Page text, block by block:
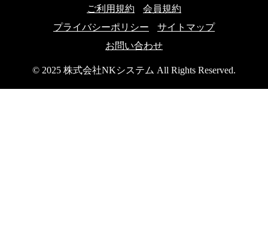
ご利用規約
会員規約
プライバシーポリシー
サイトマップ
お問い合わせ
© 2025 株式会社NKシステム All Rights Reserved.